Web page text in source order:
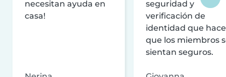
necesitan ayuda en
casa!
seguridad y
verificación de
identidad que
que los miembros
sientan seguros.